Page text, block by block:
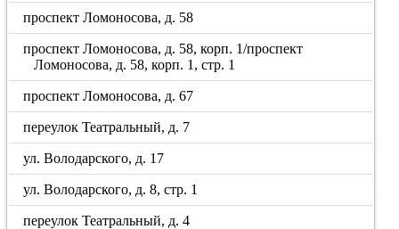
проспект Ломоносова, д. 58
проспект Ломоносова, д. 58, корп. 1/проспект
Ломоносова, д. 58, корп. 1, стр. 1
проспект Ломоносова, д. 67
переулок Театральный, д. 7
ул. Володарского, д. 17
ул. Володарского, д. 8, стр. 1
переулок Театральный, д. 4